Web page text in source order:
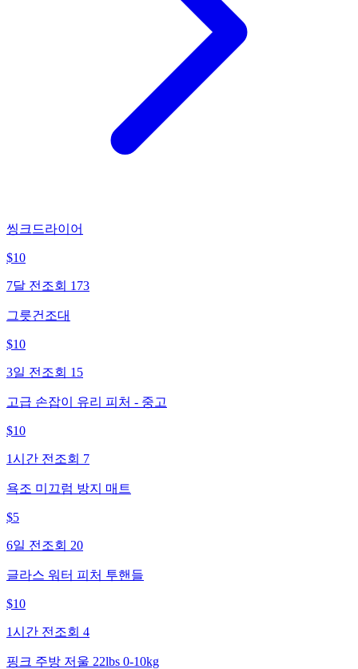
씽크드라이어
$10
7달 전 조회 173
그릇건조대
$10
3일 전 조회 15
고급 손잡이 유리 피처 - 중고
$10
1시간 전 조회 7
욕조 미끄럼 방지 매트
$5
6일 전 조회 20
글라스 워터 피처 투핸들
$10
1시간 전 조회 4
핑크 주방 저울 22lbs 0-10kg